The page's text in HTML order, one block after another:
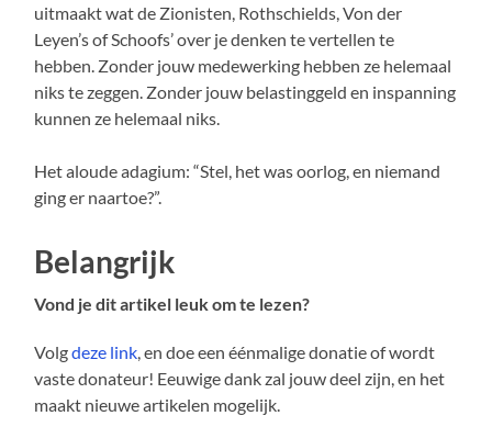
uitmaakt wat de Zionisten, Rothschields, Von der
Leyen’s of Schoofs’ over je denken te vertellen te
hebben. Zonder jouw medewerking hebben ze helemaal
niks te zeggen. Zonder jouw belastinggeld en inspanning
kunnen ze helemaal niks.
Het aloude adagium: “Stel, het was oorlog, en niemand
ging er naartoe?”.
Belangrijk
Vond je dit artikel leuk om te lezen?
Volgdeze link , en doe een éénmalige donatie of wordt
vaste donateur! Eeuwige dank zal jouw deel zijn, en het
maakt nieuwe artikelen mogelijk.